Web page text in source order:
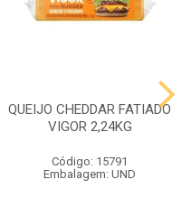
QUEIJO CHEDDAR FATIADO
VIGOR 2,24KG
Código: 15791
Embalagem: UND